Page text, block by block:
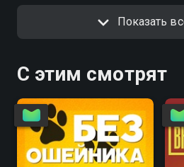
Показать
С этим смотрят